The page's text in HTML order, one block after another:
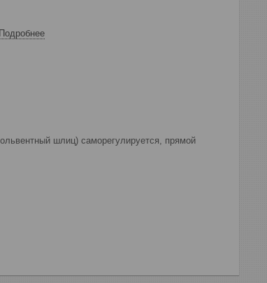
Подробнее
шлиц) саморегулируется, прямой